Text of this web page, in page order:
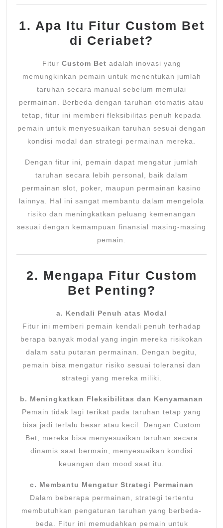
1. Apa Itu Fitur Custom Bet
di Ceriabet?
Fitur Custom Bet adalah inovasi yang
memungkinkan pemain untuk menentukan jumlah
taruhan secara manual sebelum memulai
permainan. Berbeda dengan taruhan otomatis atau
tetap, fitur ini memberi fleksibilitas penuh kepada
pemain untuk menyesuaikan taruhan sesuai dengan
kondisi modal dan strategi permainan mereka.
Dengan fitur ini, pemain dapat mengatur jumlah
taruhan secara lebih personal, baik dalam
permainan slot, poker, maupun permainan kasino
lainnya. Hal ini sangat membantu dalam mengelola
risiko dan meningkatkan peluang kemenangan
sesuai dengan kemampuan finansial masing-masing
pemain.
2. Mengapa Fitur Custom
Bet Penting?
a. Kendali Penuh atas Modal
Fitur ini memberi pemain kendali penuh terhadap
berapa banyak modal yang ingin mereka risikokan
dalam satu putaran permainan. Dengan begitu,
pemain bisa mengatur risiko sesuai toleransi dan
strategi yang mereka miliki.
b. Meningkatkan Fleksibilitas dan Kenyamanan
Pemain tidak lagi terikat pada taruhan tetap yang
bisa jadi terlalu besar atau kecil. Dengan Custom
Bet, mereka bisa menyesuaikan taruhan secara
dinamis saat bermain, menyesuaikan kondisi
keuangan dan mood saat itu.
c. Membantu Mengatur Strategi Permainan
Dalam beberapa permainan, strategi tertentu
membutuhkan pengaturan taruhan yang berbeda-
beda. Fitur ini memudahkan pemain untuk